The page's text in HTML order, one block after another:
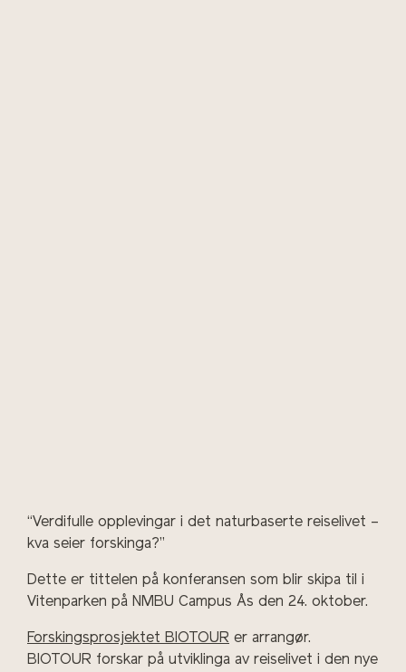
“Verdifulle opplevingar i det naturbaserte reiselivet –
kva seier forskinga?”
Dette er tittelen på konferansen som blir skipa til i
Vitenparken på NMBU Campus Ås den 24. oktober.
Forskingsprosjektet BIOTOUR er arrangør.
BIOTOUR forskar på utviklinga av reiselivet i den nye